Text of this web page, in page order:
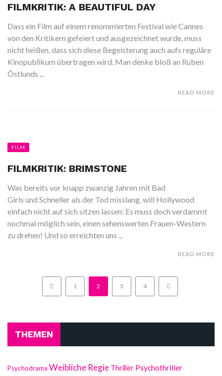
FILMKRITIK: A BEAUTIFUL DAY
Dass ein Film auf einem renommierten Festival wie Cannes
von den Kritikern gefeiert und ausgezeichnet wurde, muss
nicht heißen, dass sich diese Begeisterung auch aufs reguläre
Kinopublikum übertragen wird. Man denke bloß an Ruben
Östlunds ...
READ MORE
FILM
FILMKRITIK: BRIMSTONE
Was bereits vor knapp zwanzig Jahren mit Bad
Girls und Schneller als der Tod misslang, will Hollywood
einfach nicht auf sich sitzen lassen: Es muss doch verdammt
nochmal möglich sein, einen sehenswerten Frauen-Western
zu drehen! Und so erreichten uns ...
READ MORE
1 2 3 4
THEMEN
Psychodrama Weibliche Regie Thriller Psychothriller